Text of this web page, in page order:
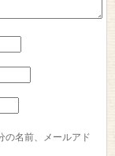
の名前、メールアド